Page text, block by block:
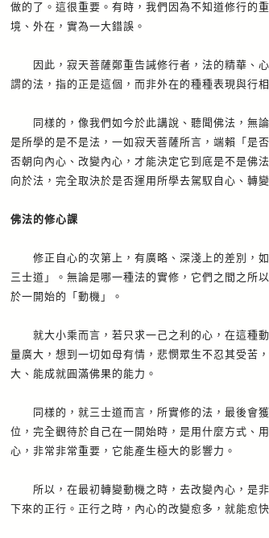
做的了。這很重要。有時，我們因為不知道修行的
境、外在，實為一大錯誤。
因此，寂天菩薩鄭重告誡修行者，法的精華、心
謂的法，指的正是這個，而非外在的種種表現與行相
同樣的，像我們如今於此講說、聽聞佛法，無論
是所學的是不是法，一如寂天菩薩所言，端賴「是
否朝向內心、改變內心，才能決定它到底是不是佛
向於法，完全取決於是否運用所學去駕馭自心、轉變
佛法的修心課
修正自心的次第上，有廣略、深淺上的差別，如
三士道」。無論是哪一種法的實修，它們之間之所
於一開始的「動機」。
就大小乘而言，若只求一己之利的心，在這種動
量廣大，想到一切如母有情，悲憫眾生不忍其受苦
大、能成就圓滿佛果的能力。
同樣的，就三士道而言，所實修的法，最後會獲
位，完全觀待於自己在一開始時，是用什麼方式、
心，非常非常重要，它能產生極大的影響力。
所以，在最初轉變動機之時，去改變內心，是非
下來的正行。正行之時，內心的改變愈多，就能愈